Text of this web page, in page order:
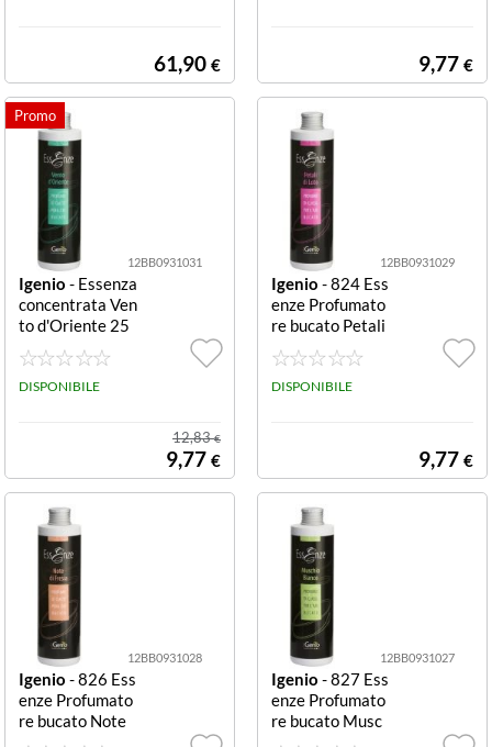
61,90 € 9,77 €
12BB0931031
Igenio - Essenza
concentrata Ven
to d'Oriente 25
0 ml a mano e la
vatrice 35 lavag
gi
DISPONIBILE
12,83€
9,77 €
12BB0931029
Igenio - 824 Ess
enze Profumato
re bucato Petali
di Loto 250 ml a
mano e lavatric
e 35 lavaggi
DISPONIBILE
9,77 €
12BB0931028
Igenio - 826 Ess
enze Profumato
re bucato Note
di Fresia 250 ml
12BB0931027
Igenio - 827 Ess
enze Profumato
re bucato Musc
hio bianco 250